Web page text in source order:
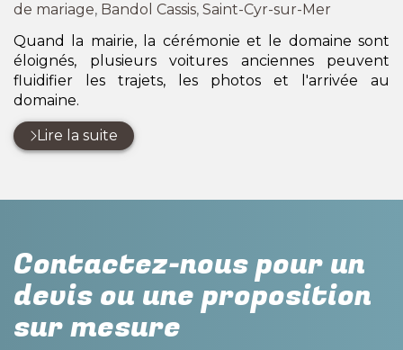
de mariage, Bandol Cassis, Saint-Cyr-sur-Mer
Quand la mairie, la cérémonie et le domaine sont
éloignés, plusieurs voitures anciennes peuvent
fluidifier les trajets, les photos et l'arrivée au
domaine.
Lire la suite
Contactez-nous pour un
devis ou une proposition
sur mesure